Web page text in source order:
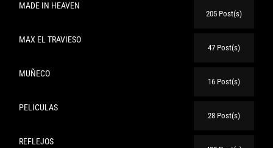
MADE IN HEAVEN
205 Post(s)
MAX EL TRAVIESO
47 Post(s)
MUÑECO
16 Post(s)
PELICULAS
28 Post(s)
REFLEJOS